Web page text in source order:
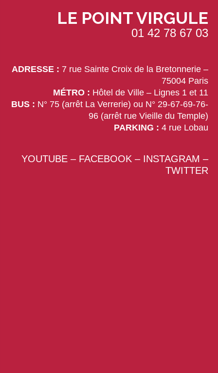
LE POINT VIRGULE
01 42 78 67 03
ADRESSE : 7 rue Sainte Croix de la Bretonnerie –
75004 Paris
MÉTRO : Hôtel de Ville – Lignes 1 et 11
BUS : N° 75 (arrêt La Verrerie) ou N° 29-67-69-76-
96 (arrêt rue Vieille du Temple)
PARKING : 4 rue Lobau
YOUTUBE – FACEBOOK – INSTAGRAM –
TWITTER